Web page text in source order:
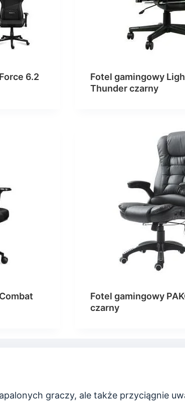
6.2
Fotel gamingowy
Thunder czarny
Fotel gamingowy
czarny
graczy, ale także przyciągnie